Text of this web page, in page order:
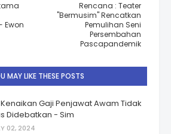
Rencana : Teater
"Bermusim" Rencatkan
Pemulihan Seni
Persembahan
Pascapandemik
Ewon
MAY LIKE THESE POSTS
Gaji Penjawat Awam Tidak
Didebatkan - Sim
02, 2024